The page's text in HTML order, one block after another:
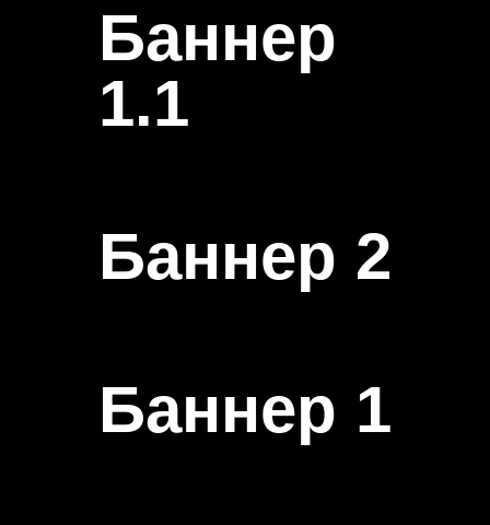
Баннер
1.1
Баннер 2
Баннер 1